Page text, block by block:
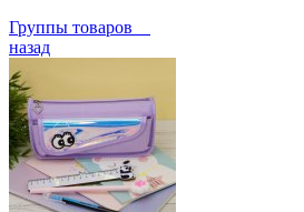
Группы товаров
назад